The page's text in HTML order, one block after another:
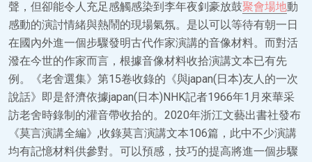
聲，但卻能令人充足感觸感染到李年夜釗豪放鼓聚會場地動
感動的演討情緒與熱鬧的現場氣氛。是以可以等待有朝一日
在國內外進一個步驟發明古代作家演講的音像材料。而對活
潑在今世的作家而言，根據音像材料收拾演講文本已有先
例。《老舍選集》第15卷收錄的《與japan(日本)友人的一次
說話》即是舒濟依據japan(日本)NHK記者1966年1月來華采
訪老舍時錄制的灌音帶收拾的。2020年浙江文藝出書社發布
《莫言演講全編》,收錄莫言演講文本106篇，此中不少演講
均有記憶材料供參對。可以預感，技巧的提高將進一個步驟